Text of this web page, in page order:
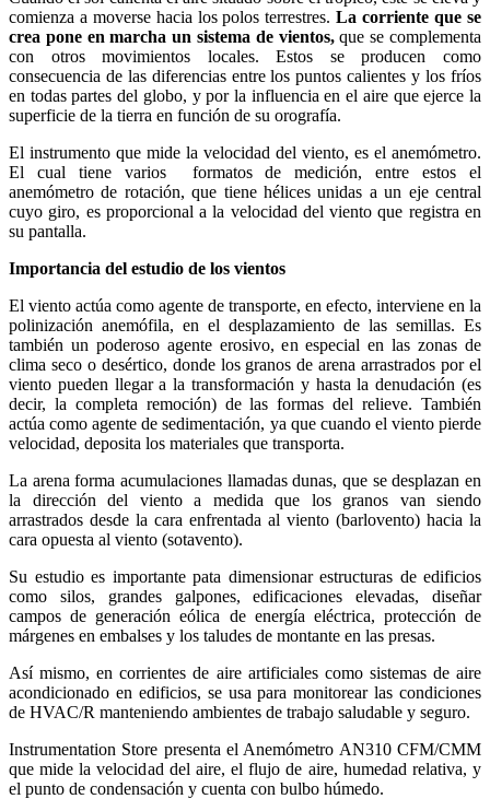
comienza a moverse hacia los polos terrestres.La corriente que se
crea pone en marcha un sistema de vientos,que se complementa
con otros movimientos locales. Estos se producen como
consecuencia de las diferencias entre los puntos calientes y los fríos
en todas partes del globo, y por la influencia en el aire que ejerce la
superficie de la tierra en función de su orografía.
El instrumento que mide la velocidad del viento, es el anemómetro.
El cual tiene varios formatos de medición, entre estos el
anemómetro de rotación, que tiene hélices unidas a un eje central
cuyo giro, es proporcional a la velocidad del viento que registra en
su pantalla.
Importancia del estudio de los vientos
El viento actúa como agente de transporte, en efecto, interviene en la
polinización anemófila, en el desplazamiento de las semillas. Es
también un poderoso agente erosivo, en especial en las zonas de
clima seco o desértico, donde los granos de arena arrastrados por el
viento pueden llegar a la transformación y hasta la denudación (es
decir, la completa remoción) de las formas del relieve. También
actúa como agente de sedimentación, ya que cuando el viento pierde
velocidad, deposita los materiales que transporta.
La arena forma acumulaciones llamadas dunas, que se desplazan en
la dirección del viento a medida que los granos van siendo
arrastrados desde la cara enfrentada al viento (barlovento) hacia la
cara opuesta al viento (sotavento).
Su estudio es importante pata dimensionar estructuras de edificios
como silos, grandes galpones, edificaciones elevadas, diseñar
campos de generación eólica de energía eléctrica, protección de
márgenes en embalses y los taludes de montante en las presas.
Así mismo, en corrientes de aire artificiales como sistemas de aire
acondicionado en edificios, se usa para monitorear las condiciones
de HVAC/R manteniendo ambientes de trabajo saludable y seguro.
Instrumentation Store presenta el Anemómetro AN310 CFM/CMM
que mide la velocidad del aire, el flujo de aire, humedad relativa, y
el punto de condensación y cuenta con bulbo húmedo.